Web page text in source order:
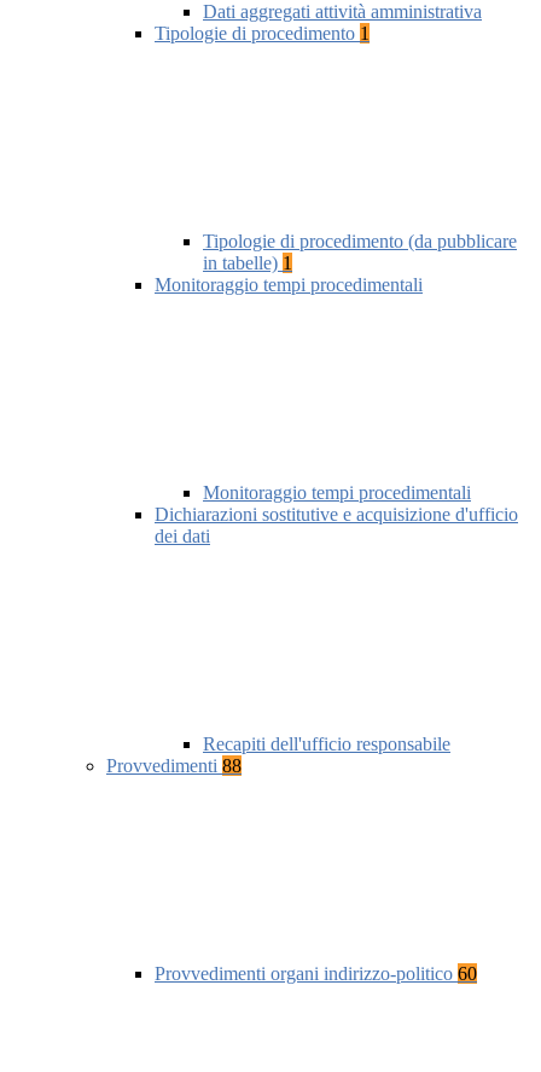
Dati aggregati attività amministrativa
Tipologie di procedimento 1
Tipologie di procedimento (da pubblicare
in tabelle) 1
Monitoraggio tempi procedimentali
Monitoraggio tempi procedimentali
Dichiarazioni sostitutive e acquisizione d'ufficio
dei dati
Recapiti dell'ufficio responsabile
Provvedimenti 88
Provvedimenti organi indirizzo-politico 60